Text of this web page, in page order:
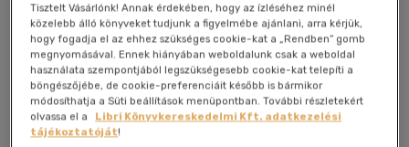
Tisztelt Vásárlónk! Annak érdekében, hogy az ízléséhez minél
közelebb álló könyveket tudjunk a figyelmébe ajánlani, arra kérjük,
hogy fogadja el az ehhez szükséges cookie-kat a „Rendben” gomb
megnyomásával. Ennek hiányában weboldalunk csak a weboldal
használata szempontjából legszükségesebb cookie-kat telepíti a
böngészőjébe, de cookie-preferenciáit később is bármikor
módosíthatja a Süti beállítások menüpontban. További részletekért
olvassa el a
Libri Könyvkereskedelmi Kft. adatkezelési
tájékoztatóját!